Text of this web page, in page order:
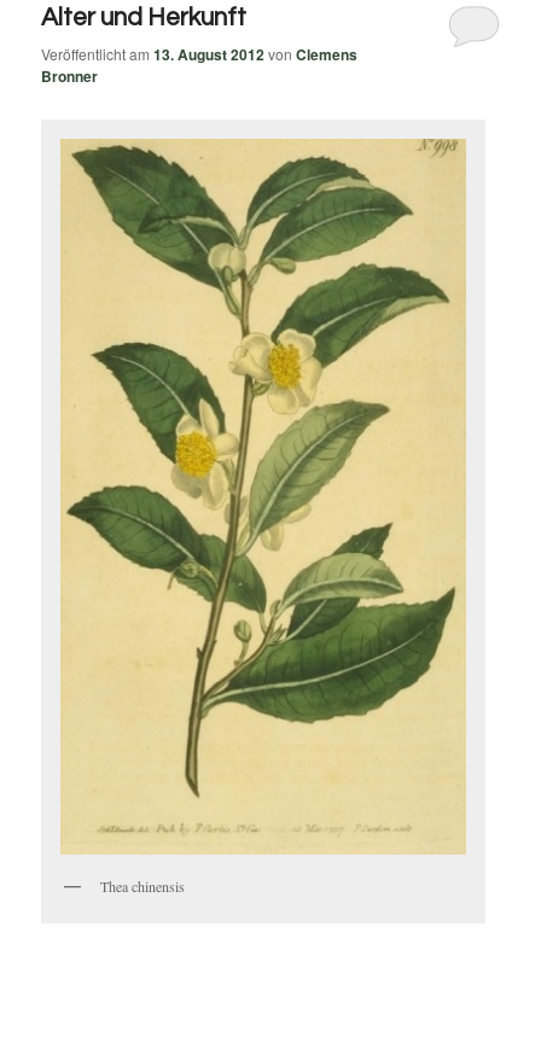
Alter und Herkunft
Veröffentlicht am13. August 2012vonClemens
Bronner
Thea chinensis